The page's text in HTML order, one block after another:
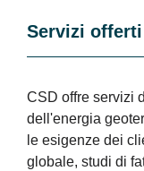
Servizi offerti
CSD offre servizi
dell'energia
le esigenze dei
globale, studi di